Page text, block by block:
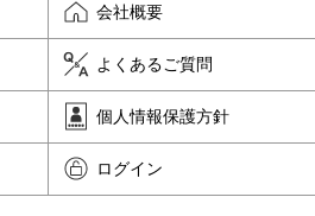
会社概要
よくあるご質問
個人情報保護方針
ログイン